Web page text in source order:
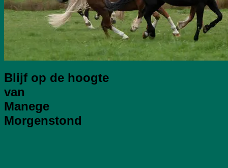
Blijf op de hoogte
van
Manege
Morgenstond